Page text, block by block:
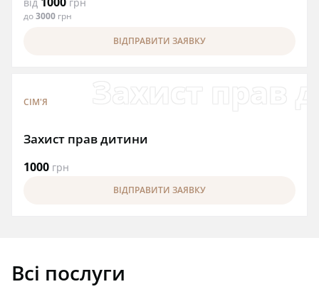
до3000 грн
ВІДПРАВИТИ ЗАЯВКУ
СІМ'Я
Захист прав дитини
1000 грн
ВІДПРАВИТИ ЗАЯВКУ
Всі послуги